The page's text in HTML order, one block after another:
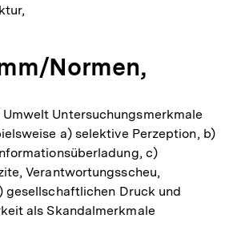
Normen,
Untersuchungsmerkmale
a) selektive Perzeption, b)
c)
Verantwortungsscheu,
gesellschaftlichen Druck und
als Skandalmerkmale